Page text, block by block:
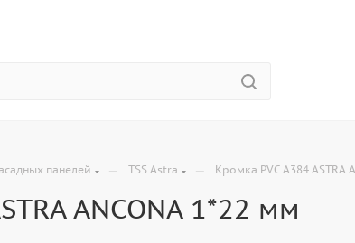
панелей — TSS Astra — Кромка PVC A384 ASTRA
ANCONA 1*22 мм